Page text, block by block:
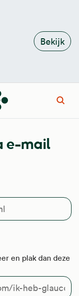
Bekijk
e-mail
en plak dan deze